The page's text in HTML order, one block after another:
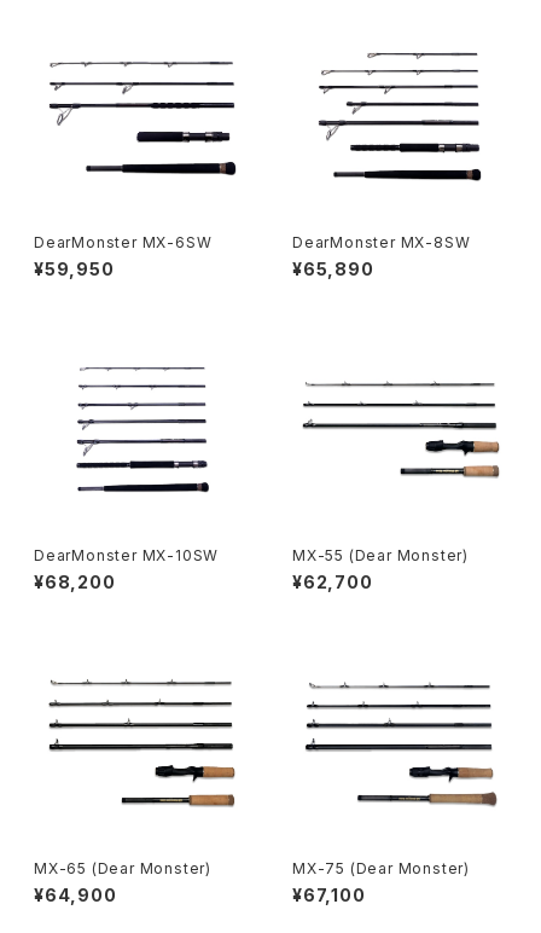
DearMonster MX-6SW
¥59,950
DearMonster MX-8SW
¥65,890
DearMonster MX-10SW
¥68,200
MX-55 (Dear Monster)
¥62,700
MX-65 (Dear Monster)
¥64,900
MX-75 (Dear Monster)
¥67,100